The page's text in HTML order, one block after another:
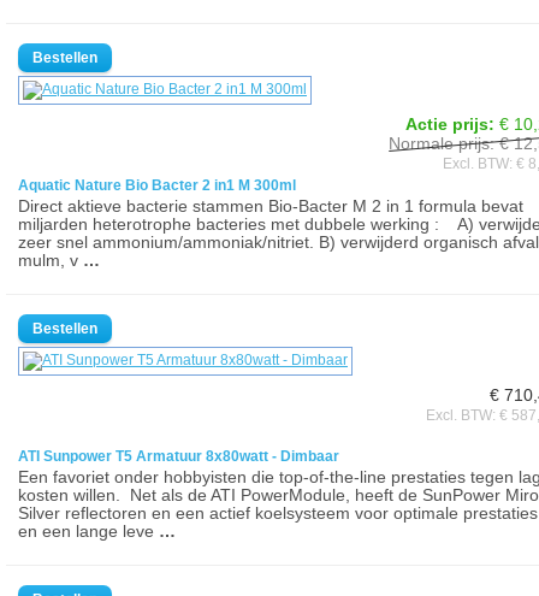
Actie prijs: €
Normale prijs: €
Excl. BTW: €
Aquatic Nature Bio Bacter 2 in1 M 300ml
Direct aktieve bacterie stammen Bio-Bacter M 2 in 1 formula bevat
miljarden heterotrophe bacteries met dubbele werking : A)
zeer snel ammonium/ammoniak/nitriet. B) verwijderd organisch
mulm, v …
€
Excl. BTW: €
ATI Sunpower T5 Armatuur 8x80watt - Dimbaar
Een favoriet onder hobbyisten die top-of-the-line prestaties tegen
kosten willen. Net als de ATI PowerModule, heeft de SunPower
Silver reflectoren en een actief koelsysteem voor optimale prestaties
en een lange leve …